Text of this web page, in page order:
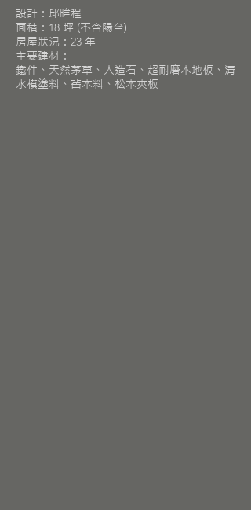
設計：邱暐程
面積： 18 坪 (不含陽台)
房屋狀況： 23 年
主要建材 ：
鐵件、天然茅草、人造石、超耐磨木地板、清
水模塗料、舊木料、松木夾板